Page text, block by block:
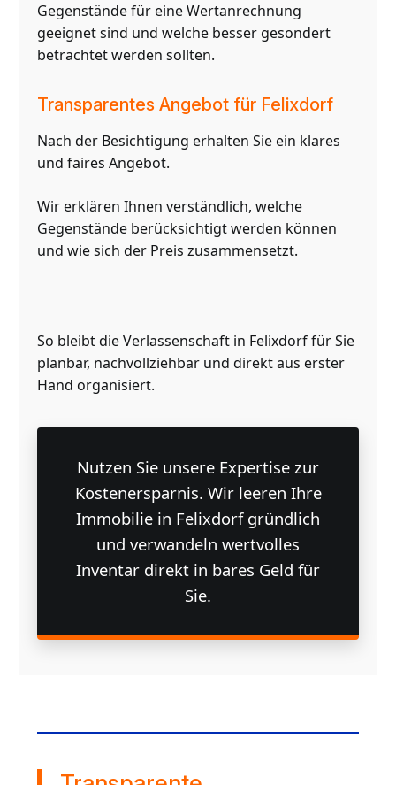
Gegenstände für eine Wertanrechnung
geeignet sind und welche besser gesondert
betrachtet werden sollten.
Transparentes Angebot für Felixdorf
Nach der Besichtigung erhalten Sie ein klares
und faires Angebot.
Wir erklären Ihnen verständlich, welche
Gegenstände berücksichtigt werden können
und wie sich der Preis zusammensetzt.
So bleibt die Verlassenschaft in Felixdorf für Sie
planbar, nachvollziehbar und direkt aus erster
Hand organisiert.
Nutzen Sie unsere Expertise zur
Kostenersparnis. Wir leeren Ihre
Immobilie in Felixdorf gründlich
und verwandeln wertvolles
Inventar direkt in bares Geld für
Sie.